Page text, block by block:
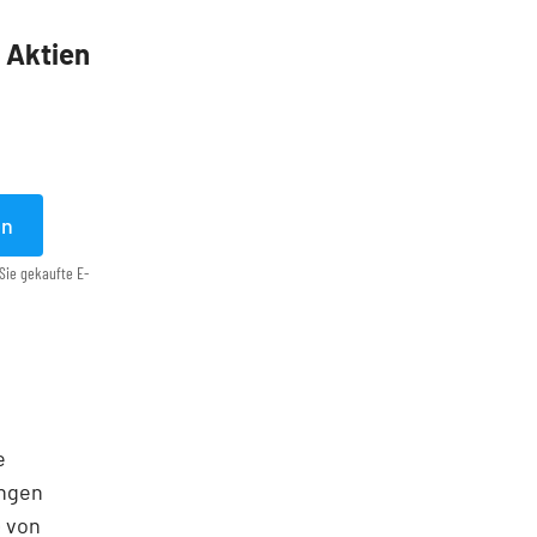
Aktien
gekaufte E-
von